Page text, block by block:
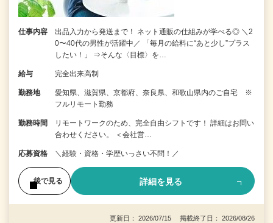
仕事内容
出品入力から発送まで！ ネット通販の仕組みが学べる◎ ＼2
0〜40代の男性が活躍中／ 「毎月の給料に“あと少し”プラス
したい！」 ⇒そんな〈目標〉を…
給与 完全出来高制
勤務地
愛知県、滋賀県、京都府、奈良県、和歌山県内のご自宅 ※
フルリモート勤務
勤務時間
リモートワークのため、完全自由シフトです！ 詳細はお問い
合わせください。 ＜会社営…
応募資格 ＼経験・資格・学歴いっさい不問！／
後で見る 詳細を見る
更新日： 2026/07/15 掲載終了日： 2026/08/26